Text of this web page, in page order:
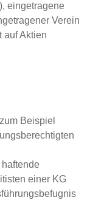
eingetragene
Verein
auf Aktien
Beispiel
einer KG